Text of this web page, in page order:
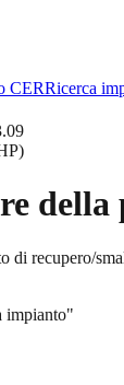
CERRicerca
di recupero/
impianto"